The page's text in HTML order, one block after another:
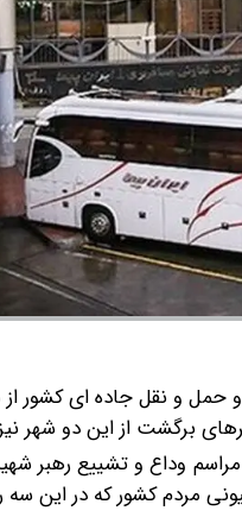
حمل و نقل جاده ای کشور
برگشت از این دو شهر
وداع و تشییع رهبر
مردم کشور که در این سه